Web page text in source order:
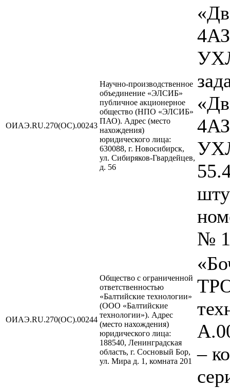
ОИАЭ.RU.270(ОС).00243
Научно-производственное
объединение «ЭЛСИБ»
публичное акционерное
общество (НПО «ЭЛСИБ»
ПАО). Адрес (место
нахождения)
юридического лица:
630088, г. Новосибирск,
ул. Сибиряков-Гвардейцев,
д. 56
№
ОИАЭ.RU.270(ОС).00244
Общество с ограниченной
ответственностью
«Балтийские технологии»
(ООО «Балтийские
технологии»). Адрес
(место нахождения)
юридического лица:
188540, Ленинградская
область, г. Сосновый Бор,
ул. Мира д. 1, комната 201
–